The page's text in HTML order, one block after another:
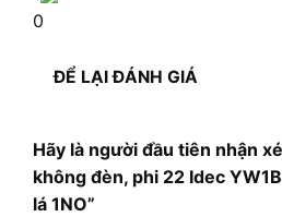
0
ĐỂ LẠI ĐÁNH GIÁ
Hãy là người đầu tiên nhận
không đèn, phi 22 Idec
lá 1NO”